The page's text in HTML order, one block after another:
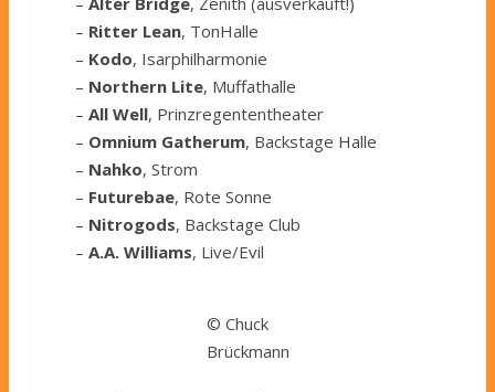
– Ritter Lean, TonHalle
– Kodo, Isarphilharmonie
– Northern Lite, Muffathalle
– All Well, Prinzregententheater
– Omnium Gatherum, Backstage Halle
– Nahko, Strom
– Futurebae, Rote Sonne
– Nitrogods, Backstage Club
– A.A. Williams, Live/Evil
© Chuck
Brückmann